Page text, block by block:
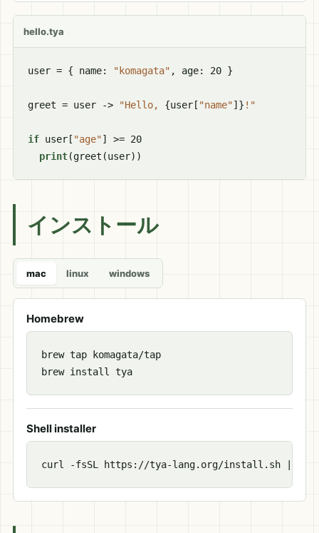
hello.tya
user = { name: "komagata" , age: 20 }
greet = user -> "Hello, {user[ "name"]} !"
if user[ "age"] >= 20
print(greet(user))
インストール
mac linux windows
Homebrew
brew tap komagata/tap
brew install tya
Shell installer
curl -fsSL https://tya-lang.org/install.sh | sh